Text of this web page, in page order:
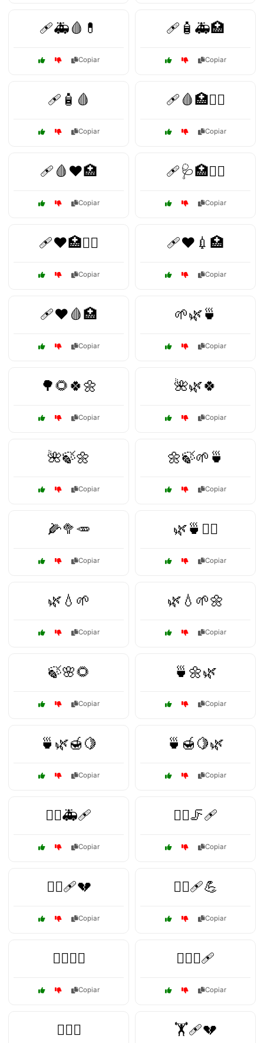
🩹🚑🩸💊
Copiar
🩹🧴🚑🏥
Copiar
🩹🧴🩸
Copiar
🩹🩸🏥👩‍⚕️
Copiar
🩹🩸❤️🏥
Copiar
🩹🩺🏥👩‍⚕️
Copiar
🩹❤️🏥👨‍⚕️
Copiar
🩹❤️💉🏥
Copiar
🩹❤️🩸🏥
Copiar
🌱🌿🍵
Copiar
🌳🌻🍀🌼
Copiar
🌺🌿🍀
Copiar
🌺🍃🌼
Copiar
🌼🍃🌱🍵
Copiar
🌽🥦🥕
Copiar
🌿🍵💆‍♀️
Copiar
🌿💧🌱
Copiar
🌿💧🌱🌼
Copiar
🍃🌸🌻
Copiar
🍵🌼🌿
Copiar
🍵🌿🍯🍋
Copiar
🍵🍯🍋🌿
Copiar
🏃‍♀️🚑🩹
Copiar
🏃‍♀️🦵🩹
Copiar
🏃‍♀️🩹💔
Copiar
🏃‍♂️🩹💪
Copiar
🏊‍♀️🤕🏥
Copiar
🏊‍♀️🦵🩹
Copiar
🏊‍♂️🤕 🏋️🩹💔